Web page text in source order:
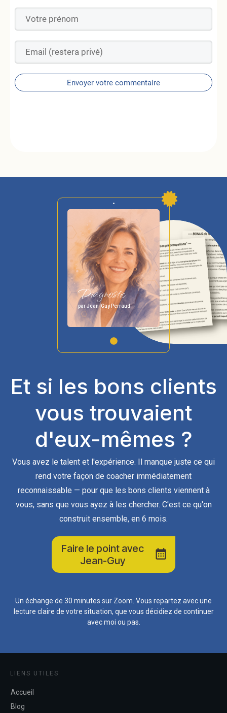
Envoyer votre commentaire
Diagnostic
par Jean-Guy Perraud
Et si les bons clients
vous trouvaient
d'eux-mêmes ?
Vous avez le talent et l'expérience. Il manque juste ce qui
rend votre façon de coacher immédiatement
reconnaissable — pour que les bons clients viennent à
vous, sans que vous ayez à les chercher. C'est ce qu'on
construit ensemble, en 6 mois.
Faire le point avec
Jean-Guy
Un échange de 30 minutes sur Zoom. Vous repartez avec une
lecture claire de votre situation, que vous décidiez de continuer
avec moi ou pas.
LIENS UTILES
Accueil
Blog